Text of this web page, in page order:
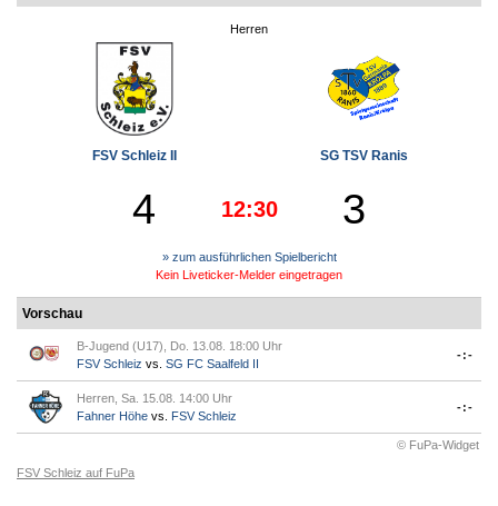
Herren
FSV Schleiz II SG TSV Ranis
4 12:30 3
» zum ausführlichen Spielbericht
Kein Liveticker-Melder eingetragen
Vorschau
B-Jugend (U17), Do. 13.08. 18:00 Uhr
FSV Schleiz vs. SG FC Saalfeld II
-:-
Herren, Sa. 15.08. 14:00 Uhr
Fahner Höhe vs. FSV Schleiz
-:-
© FuPa-Widget
FSV Schleiz auf FuPa